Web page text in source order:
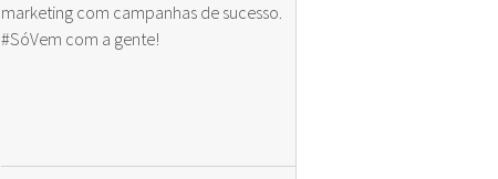
marketing com campanhas de sucesso.
#SóVem com a gente!